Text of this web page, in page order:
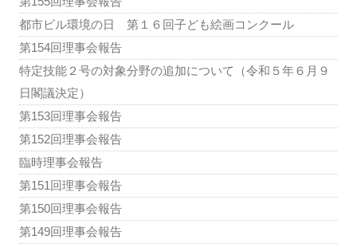
都市ビル環境の日 第１６回子ども絵画コンクール
第154回理事会報告
特定技能２号の対象分野の追加について（令和５年６月９
日閣議決定）
第153回理事会報告
第152回理事会報告
臨時理事会報告
第151回理事会報告
第150回理事会報告
第149回理事会報告